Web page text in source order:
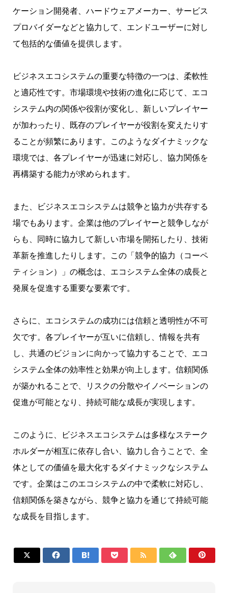
ケーション開発者、ハードウェアメーカー、サービス
プロバイダーなどと協力して、エンドユーザーに対し
て包括的な価値を提供します。
ビジネスエコシステムの重要な特徴の一つは、柔軟性
と適応性です。市場環境や技術の進化に応じて、エコ
システム内の関係や役割が変化し、新しいプレイヤー
が加わったり、既存のプレイヤーが役割を変えたりす
ることが頻繁にあります。このようなダイナミックな
環境では、各プレイヤーが迅速に対応し、協力関係を
再構築する能力が求められます。
また、ビジネスエコシステムは競争と協力が共存する
場でもあります。企業は他のプレイヤーと競争しなが
らも、同時に協力して新しい市場を開拓したり、技術
革新を推進したりします。この「競争的協力（コーペ
ティション）」の概念は、エコシステム全体の成長と
発展を促進する重要な要素です。
さらに、エコシステムの成功には信頼と透明性が不可
欠です。各プレイヤーが互いに信頼し、情報を共有
し、共通のビジョンに向かって協力することで、エコ
システム全体の効率性と効果が向上します。信頼関係
が築かれることで、リスクの分散やイノベーションの
促進が可能となり、持続可能な成長が実現します。
このように、ビジネスエコシステムは多様なステーク
ホルダーが相互に依存し合い、協力し合うことで、全
体としての価値を最大化するダイナミックなシステム
です。企業はこのエコシステムの中で柔軟に対応し、
信頼関係を築きながら、競争と協力を通じて持続可能
な成長を目指します。
      